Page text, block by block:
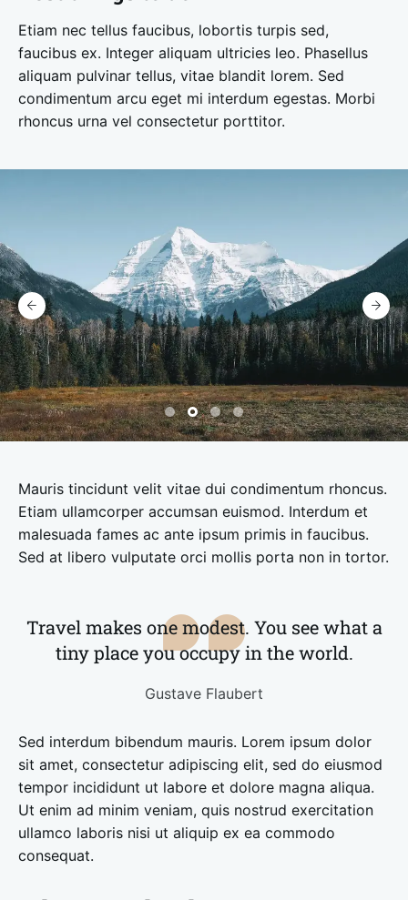
Etiam nec tellus faucibus, lobortis turpis sed,
faucibus ex. Integer aliquam ultricies leo. Phasellus
aliquam pulvinar tellus, vitae blandit lorem. Sed
condimentum arcu eget mi interdum egestas. Morbi
rhoncus urna vel consectetur porttitor.
Mauris tincidunt velit vitae dui condimentum rhoncus.
Etiam ullamcorper accumsan euismod. Interdum et
malesuada fames ac ante ipsum primis in faucibus.
Sed at libero vulputate orci mollis porta non in tortor.
Travel makes one modest. You see what a
tiny place you occupy in the world.
Gustave Flaubert
Sed interdum bibendum mauris. Lorem ipsum dolor
sit amet, consectetur adipiscing elit, sed do eiusmod
tempor incididunt ut labore et dolore magna aliqua.
Ut enim ad minim veniam, quis nostrud exercitation
ullamco laboris nisi ut aliquip ex ea commodo
consequat.